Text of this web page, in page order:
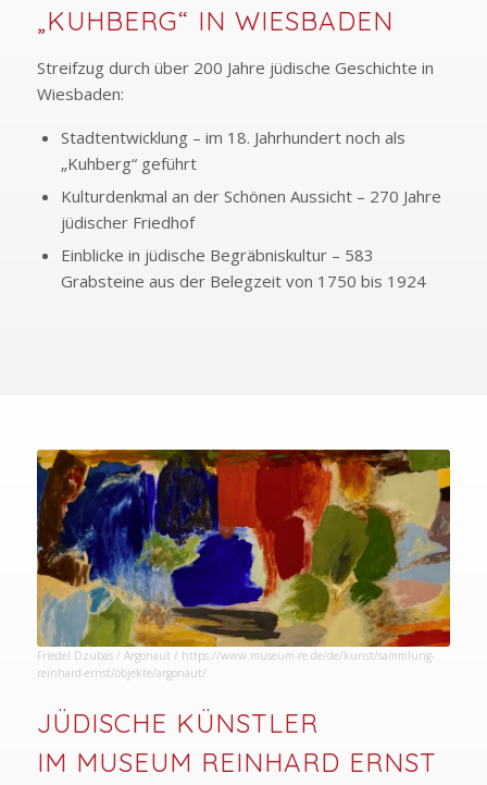
„KUHBERG“ IN WIESBADEN
Streifzug durch über 200 Jahre jüdische Geschichte in
Wiesbaden:
Stadtentwicklung – im 18. Jahrhundert noch als
„Kuhberg“ geführt
Kulturdenkmal an der Schönen Aussicht – 270 Jahre
jüdischer Friedhof
Einblicke in jüdische Begräbniskultur – 583
Grabsteine aus der Belegzeit von 1750 bis 1924
Friedel Dzubas / Argonaut / https://www.museum-re.de/de/kunst/sammlung-
reinhard-ernst/objekte/argonaut/
JÜDISCHE KÜNSTLER
IM MUSEUM REINHARD ERNST